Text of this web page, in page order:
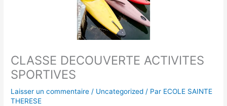
CLASSE DECOUVERTE ACTIVITES
SPORTIVES
Laisser un commentaire / Uncategorized / Par ECOLE SAINTE
THERESE